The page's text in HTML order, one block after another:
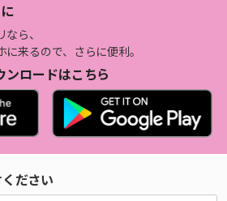
ら、
来るので、さらに便利。
ンロードはこちら
ださい